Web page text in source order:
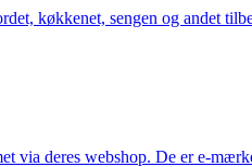
køkkenet, sengen og andet
deres webshop. De er e-